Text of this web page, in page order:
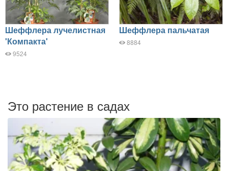
Шеффлера лучелистная
'Компакта'
9524
Шеффлера пальчатая
8884
Это растение в садах